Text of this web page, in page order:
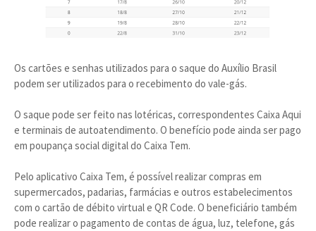
Os cartões e senhas utilizados para o saque do Auxílio Brasil
podem ser utilizados para o recebimento do vale-gás.
O saque pode ser feito nas lotéricas, correspondentes Caixa Aqui
e terminais de autoatendimento. O benefício pode ainda ser pago
em poupança social digital do Caixa Tem.
Pelo aplicativo Caixa Tem, é possível realizar compras em
supermercados, padarias, farmácias e outros estabelecimentos
com o cartão de débito virtual e QR Code. O beneficiário também
pode realizar o pagamento de contas de água, luz, telefone, gás